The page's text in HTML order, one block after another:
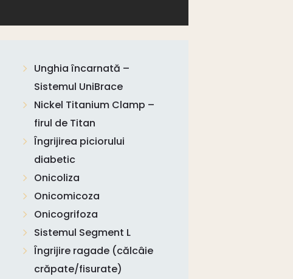
Unghia încarnată –
Sistemul UniBrace
Nickel Titanium Clamp –
firul de Titan
Îngrijirea piciorului
diabetic
Onicoliza
Onicomicoza
Onicogrifoza
Sistemul Segment L
Îngrijire ragade (călcâie
crăpate/fisurate)